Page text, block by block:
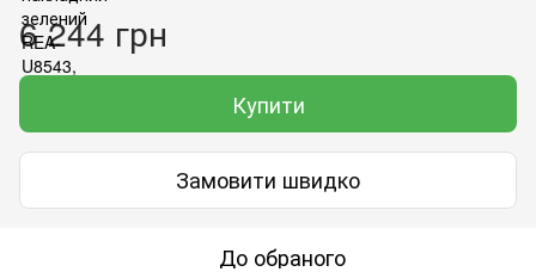
6 244 грн
Купити
Замовити швидко
До обраного